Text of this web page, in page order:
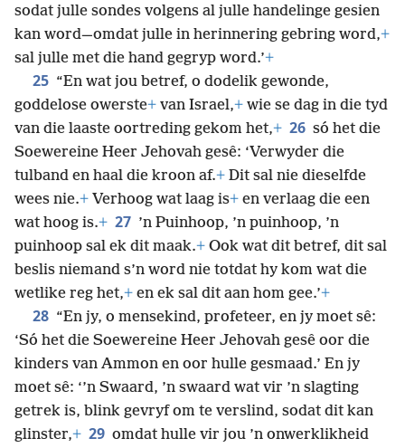
sodat julle sondes volgens al julle handelinge gesien
kan word—omdat julle in herinnering gebring word,+
sal julle met die hand gegryp word.’+
25 “En wat jou betref, o dodelik gewonde,
goddelose owerste+ van Israel,+ wie se dag in die tyd
van die laaste oortreding gekom het,+ 26 só het die
Soewereine Heer Jehovah gesê: ‘Verwyder die
tulband en haal die kroon af.+ Dit sal nie dieselfde
wees nie.+ Verhoog wat laag is+ en verlaag die een
wat hoog is.+ 27 ’n Puinhoop, ’n puinhoop, ’n
puinhoop sal ek dit maak.+ Ook wat dit betref, dit sal
beslis niemand s’n word nie totdat hy kom wat die
wetlike reg het,+ en ek sal dit aan hom gee.’+
28 “En jy, o mensekind, profeteer, en jy moet sê:
‘Só het die Soewereine Heer Jehovah gesê oor die
kinders van Ammon en oor hulle gesmaad.’ En jy
moet sê: ‘’n Swaard, ’n swaard wat vir ’n slagting
getrek is, blink gevryf om te verslind, sodat dit kan
glinster,+ 29 omdat hulle vir jou ’n onwerklikheid